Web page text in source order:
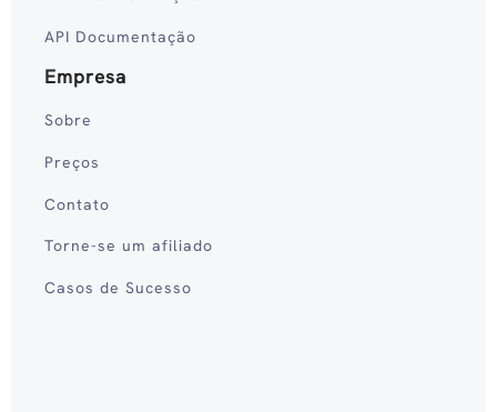
API Documentação
Empresa
Sobre
Preços
Contato
Torne-se um afiliado
Casos de Sucesso